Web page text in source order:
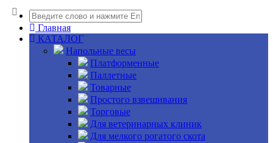
Главная
КАТАЛОГ
Напольные весы
Платформенные
Паллетные
Товарные
Простого взвешивания
Торговые
Для ветеринарных клиник
Для мелкого рогатого скота